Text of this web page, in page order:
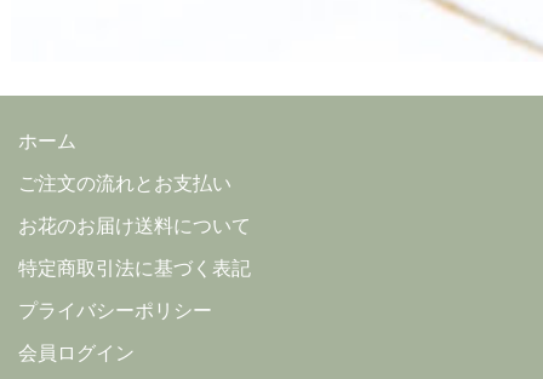
ホーム
ご注文の流れとお支払い
お花のお届け送料について
特定商取引法に基づく表記
プライバシーポリシー
会員ログイン